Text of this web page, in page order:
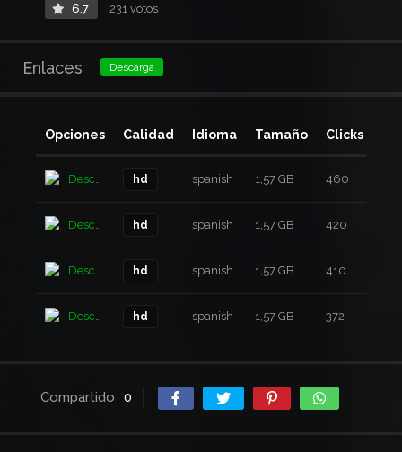
6.7 231 votos
Enlaces Descarga
Opciones Calidad Idioma Tamaño Clicks
Descarga hd spanish 1,57 GB 460
Descarga hd spanish 1,57 GB 420
Descarga hd spanish 1,57 GB 410
Descarga hd spanish 1,57 GB 372
Compartido 0